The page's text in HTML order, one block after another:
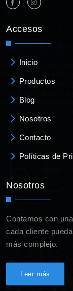
Accesos
Inicio
Productos
Blog
Nosotros
Contacto
Políticas de
Nosotros
Contamos con
cada cliente
más complejo.
Leer más